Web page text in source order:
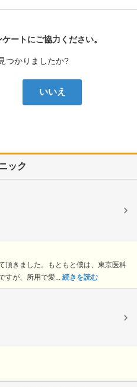
ートにご協力ください。
つかりましたか?
いいえ
ック
頂きました。もともと僕は、東京医科
すが、所用で愛... 続きを読む